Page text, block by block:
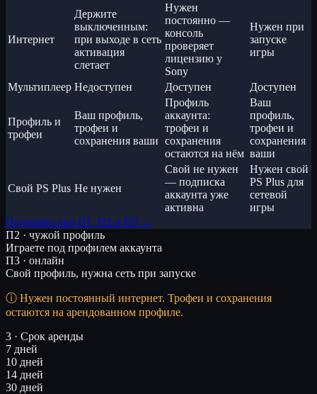
Интернет
Держите
выключенным:
при выходе в сеть
активация
слетает
Нужен
постоянно —
консоль
проверяет
лицензию у
Sony
Нужен при
запуске
игры
Мультиплеер Недоступен Доступен Доступен
Профиль и
трофеи
Ваш профиль,
трофеи и
сохранения ваши
Профиль
аккаунта:
трофеи и
сохранения
остаются на нём
Ваш
профиль,
трофеи и
сохранения
ваши
Свой PS Plus Не нужен
Свой не нужен
— подписка
аккаунта уже
активна
Нужен свой
PS Plus для
сетевой
игры
Подробно про П1, П2 и П3 →
П2 · чужой профиль
Играете под профилем аккаунта
П3 · онлайн
Свой профиль, нужна сеть при запуске
Нужен постоянный интернет. Трофеи и сохранения
остаются на арендованном профиле.
3 · Срок аренды
7 дней
10 дней
14 дней
30 дней